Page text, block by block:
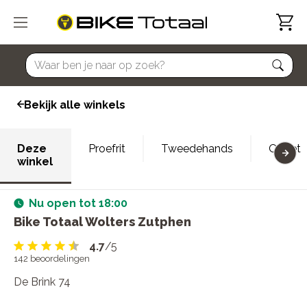
home
Bekijk alle winkels
Deze
winkel
Proefrit Tweedehands Outlet
Nu open tot 18:00
Bike Totaal Wolters Zutphen
4.7/5
142 beoordelingen
De Brink 74